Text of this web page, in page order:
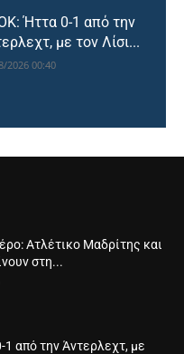
Ήττα 0-1 από την
με τον Λίσι...
2026 00:40
Ατλέτικο Μαδρίτης και
στη...
από την Άντερλεχτ, με